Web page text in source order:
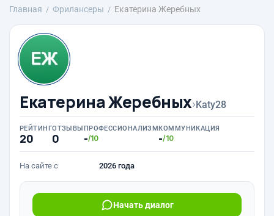
Главная Фрилансеры Екатерина Жеребных
Екатерина Жеребных›Katy28
РЕЙТИНГ
20
ОТЗЫВЫ
0
ПРОФЕССИОНАЛИЗМ
-/10
КОММУНИКАЦИЯ
-/10
На сайте с 2026 года
Начать диалог